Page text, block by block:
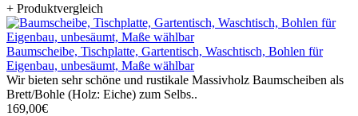
+ Produktvergleich
Baumscheibe, Tischplatte, Gartentisch, Waschtisch, Bohlen für
Eigenbau, unbesäumt, Maße wählbar
Wir bieten sehr schöne und rustikale Massivholz Baumscheiben als
Brett/Bohle (Holz: Eiche) zum Selbs..
169,00€